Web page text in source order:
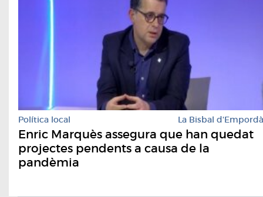
Política local La Bisbal d'Empordà
Enric Marquès assegura que han quedat
projectes pendents a causa de la
pandèmia